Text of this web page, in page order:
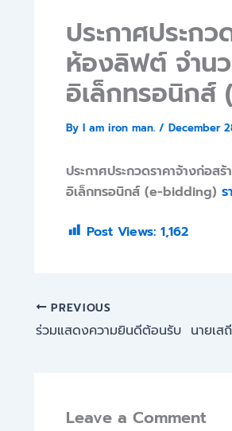
ประกาศประกว
ห้องลิฟต์ จำน
อิเล็กทรอนิก
By I am iron man. / December
ประกาศประกวดราคาจ้างก่อ
อิเล็กทรอนิกส์ (e-bidding) ร
Post Views: 1,162
PREVIOUS
Leave a Comment